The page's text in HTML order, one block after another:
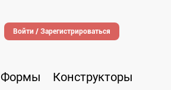
Войти / Зарегистрироваться
Формы
Конструкторы